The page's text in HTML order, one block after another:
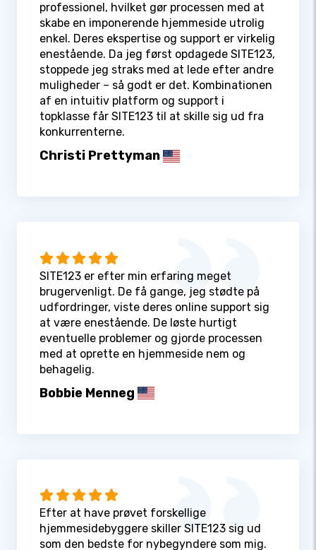
professionel, hvilket gør processen med at
skabe en imponerende hjemmeside utrolig
enkel. Deres ekspertise og support er virkelig
enestående. Da jeg først opdagede SITE123,
stoppede jeg straks med at lede efter andre
muligheder – så godt er det. Kombinationen
af en intuitiv platform og support i
topklasse får SITE123 til at skille sig ud fra
konkurrenterne.
Christi Prettyman
SITE123 er efter min erfaring meget
brugervenligt. De få gange, jeg stødte på
udfordringer, viste deres online support sig
at være enestående. De løste hurtigt
eventuelle problemer og gjorde processen
med at oprette en hjemmeside nem og
behagelig.
Bobbie Menneg
Efter at have prøvet forskellige
hjemmesidebyggere skiller SITE123 sig ud
som den bedste for nybegyndere som mig.